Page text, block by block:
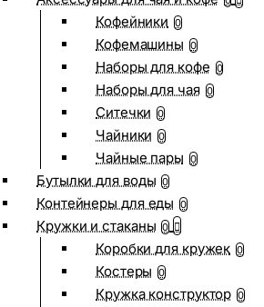
Кофейники 0
Кофемашины 0
Наборы для кофе 0
Наборы для чая 0
Ситечки 0
Чайники 0
Чайные пары 0
Бутылки для воды 0
Контейнеры для еды 0
Кружки и стаканы 0
Коробки для кружек 0
Костеры 0
Кружка конструктор 0